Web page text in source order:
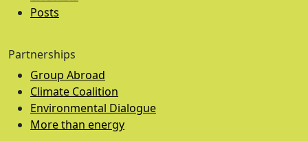
Posts
Partnerships
Group Abroad
Climate Coalition
Environmental Dialogue
More than energy